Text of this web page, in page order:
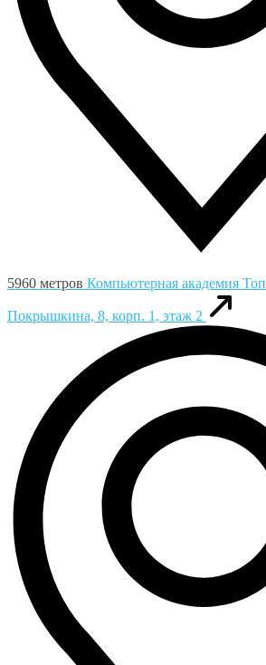
5960 метров Компьютерная академия Toп
Покрышкина, 8, корп. 1, этаж 2